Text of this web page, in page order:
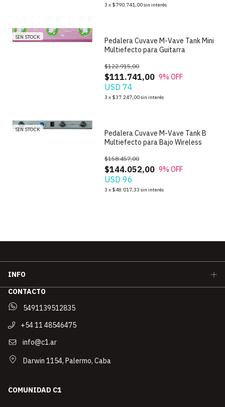
3 x $790.741,00sin interés
SIN STOCK
Pedalera Cuvave M-Vave Tank Mini
Multiefecto para Guitarra
$111.741,00
$122.915,00
9% OFF
USD 74
3 x $37.247,00sin interés
SIN STOCK
Pedalera Cuvave M-Vave Tank B
Multiefecto para Bajo Wireless
$144.052,00
$158.457,00
9% OFF
USD 96
3 x $48.017,33 sin interés
INFO
CONTACTO
5491139512835
+54 11 48546475
info@c1.ar
Darwin 1154, Palermo, Caba
COMUNIDAD C1